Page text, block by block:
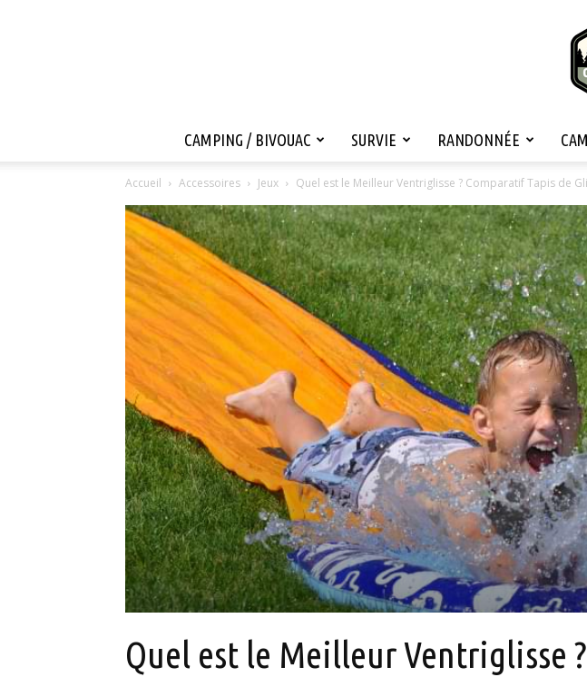
CAMPING / BIVOUAC SURVIE RANDONNÉE
Accueil Accessoires Jeux Quel est le Meilleur Ventriglisse ? Comparatif Tapis de
Quel est le Meilleur Ventriglisse